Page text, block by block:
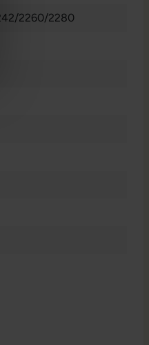
2260/2280